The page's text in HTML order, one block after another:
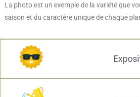
La photo est un exemple de la variété que
saison et du caractère unique de chaque